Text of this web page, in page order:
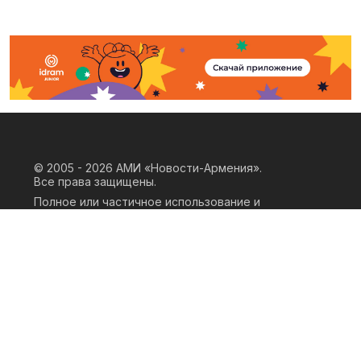
© 2005 - 2026 АМИ «Новости-Армения».
Все права защищены.
Полное или частичное использование и